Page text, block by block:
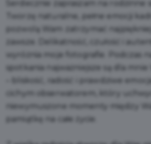
Serdecznie zapraszam na rodzinne
Tworzę naturalne, pełne emocji
pozwolą Wam zatrzymać
zawsze. Delikatność, czułość i
wyróżnia moje fotografie. Podczas
spotkania najważniejsze są dla mnie
– bliskość, radość i prawdziwe
cichym obserwatorem, który
niewymuszone momenty między
pamiątkę na całe życie.